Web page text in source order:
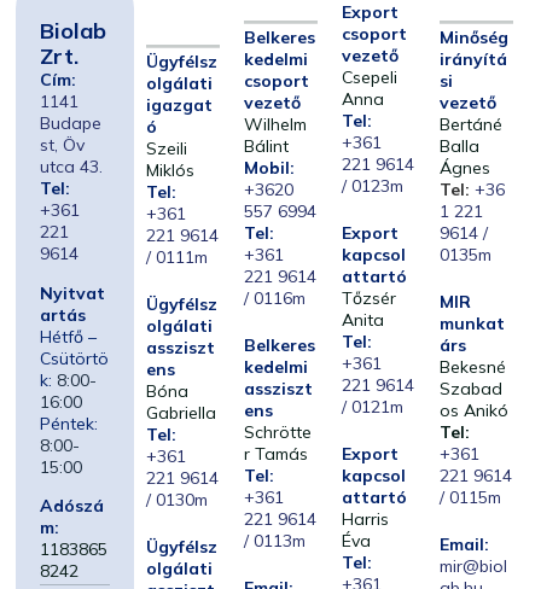
Biolab
Zrt.
Cím:
1141
Budape
st, Öv
utca 43.
Tel:
+361
221
9614
Nyitvat
artás
Hétfő –
Csütörtö
k: 8:00-
16:00
Péntek:
8:00-
15:00
Adószá
m:
1183865
8242
Ügyfélsz
olgálati
igazgat
ó
Szeili
Miklós
Tel:
+361
221 9614
/ 0111m
Ügyfélsz
olgálati
assziszt
ens
Bóna
Gabriella
Tel:
+361
221 9614
/ 0130m
Ügyfélsz
olgálati
Belkeres
kedelmi
csoport
vezető
Wilhelm
Bálint
Mobil:
+3620
557 6994
Tel:
+361
221 9614
/ 0116m
Belkeres
kedelmi
assziszt
ens
Schrötte
r Tamás
Tel:
+361
221 9614
/ 0113m
Export
csoport
vezető
Csepeli
Anna
Tel:
+361
221 9614
/ 0123m
Export
kapcsol
attartó
Tőzsér
Anita
Tel:
+361
221 9614
/ 0121m
Export
kapcsol
attartó
Harris
Éva
Tel:
+361
Minőség
irányítá
si
vezető
Bertáné
Balla
Ágnes
Tel: +36
1 221
9614 /
0135m
MIR
munkat
árs
Bekesné
Szabad
os Anikó
Tel:
+361
221 9614
/ 0115m
Email:
mir@biol